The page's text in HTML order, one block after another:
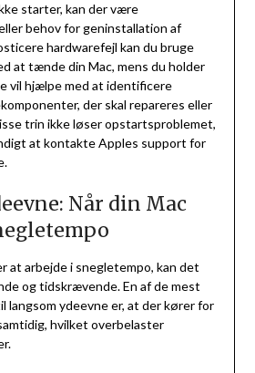
starter, kan der være
behov for geninstallation af
hardwarefejl kan du bruge
at tænde din Mac, mens du holder
vil hjælpe med at identificere
der skal repareres eller
trin ikke løser opstartsproblemet,
at kontakte Apples support for
Når din Mac
at arbejde i snegletempo, kan det
og tidskrævende. En af de mest
langsom ydeevne er, at der kører for
hvilket overbelaster